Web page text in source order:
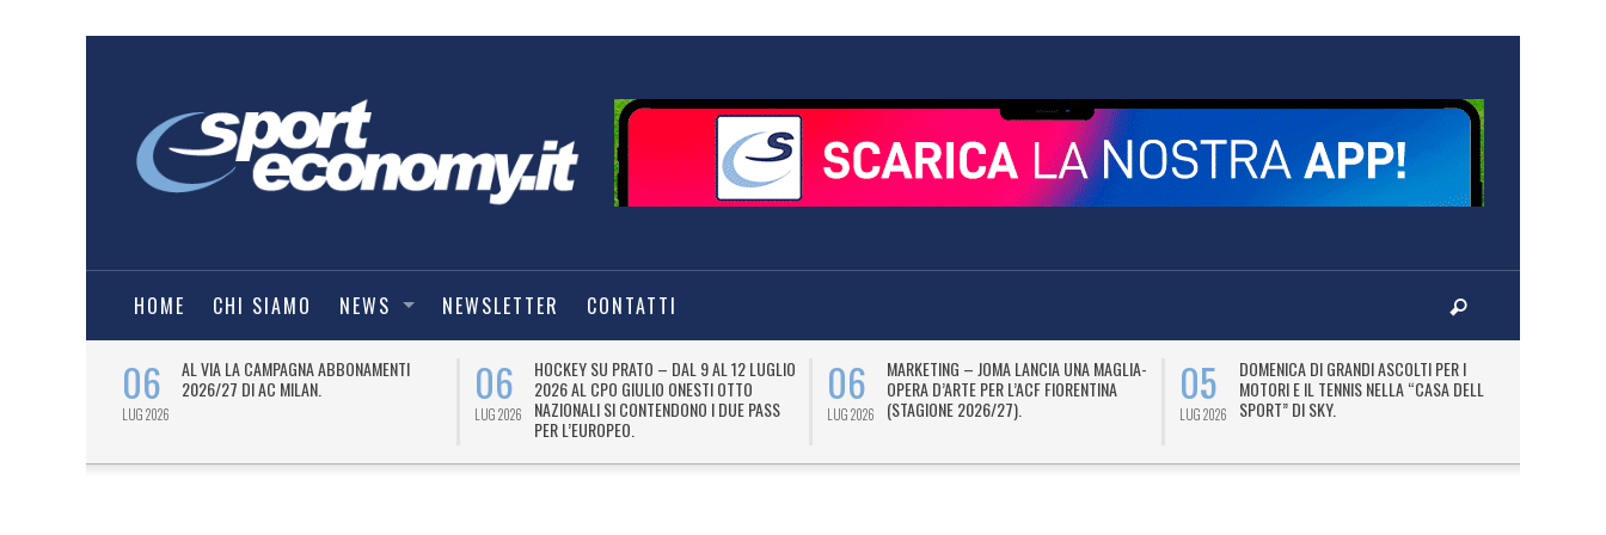
HOME CHI SIAMO NEWS NEWSLETTER CONTATTI
06
LUG 2026
AL VIA LA CAMPAGNA ABBONAMENTI
2026/27 DI AC MILAN.
06
LUG 2026
HOCKEY SU PRATO – DAL 9 AL 12 LUGLIO
2026 AL CPO GIULIO ONESTI OTTO
NAZIONALI SI CONTENDONO I DUE PASS
PER L’EUROPEO.
06
LUG 2026
MARKETING – JOMA LANCIA UNA MAGLIA-
OPERA D’ARTE PER L’ACF FIORENTINA
(STAGIONE 2026/27).
05
LUG 2026
DOMENICA DI GRANDI ASCOLTI PER I
MOTORI E IL TENNIS NELLA “CASA DELLO
SPORT” DI SKY.